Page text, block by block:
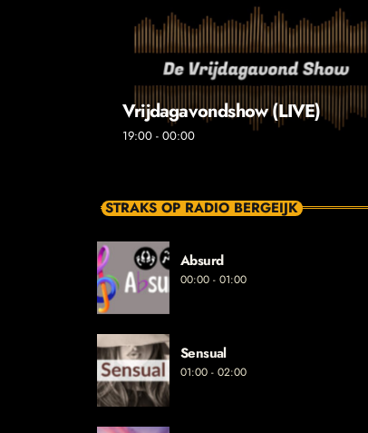
Vrijdagavondshow (LIVE)
19:00 - 00:00
STRAKS OP RADIO BERGEIJK
Absurd
00:00 - 01:00
Sensual
01:00 - 02:00